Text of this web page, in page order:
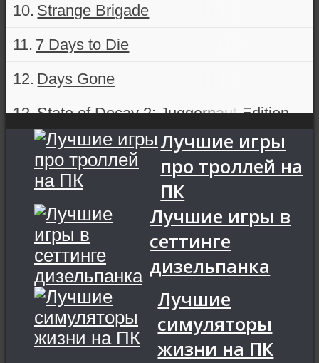
Strange Brigade
7 Days to Die
Days Gone
State of Decay 2: Juggernaut Edition
Dying Light
Dying Light 2: Stay Human
Лучшие игры
про троллей на
ПК
Лучшие игры в
сеттинге
дизельпанка
Лучшие
симуляторы
жизни на ПК